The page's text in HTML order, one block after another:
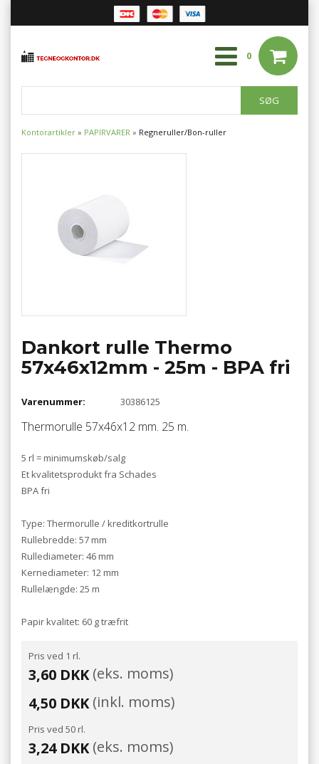
0
Kontorartikler » PAPIRVARER » Regneruller/Bon-ruller
Dankort rulle Thermo
57x46x12mm - 25m - BPA fri
Varenummer: 30386125
Thermorulle 57x46x12 mm. 25 m.
5 rl = minimumskøb/salg
Et kvalitetsprodukt fra Schades
BPA fri
Type: Thermorulle / kreditkortrulle
Rullebredde: 57 mm
Rullediameter: 46 mm
Kernediameter: 12 mm
Rullelængde: 25 m
Papir kvalitet: 60 g træfrit
Pris ved 1 rl.
3,60 DKK(eks. moms)
4,50 DKK(inkl. moms)
Pris ved 50 rl.
3,24 DKK(eks. moms)